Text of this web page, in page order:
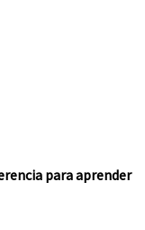
para aprender